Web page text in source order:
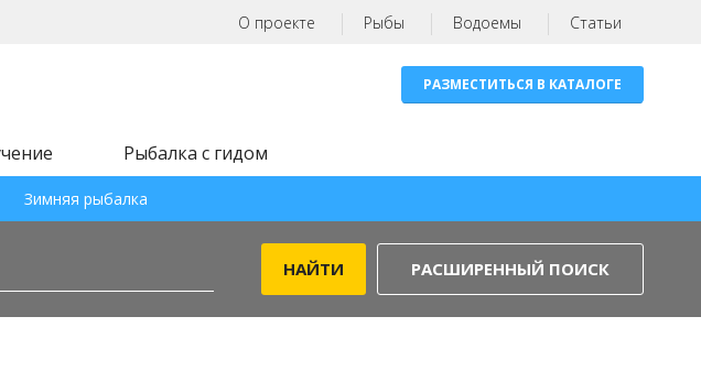
О проекте Рыбы Водоемы Статьи
РАЗМЕСТИТЬСЯ В КАТАЛОГЕ
Рыбалка с гидом
Зимняя рыбалка
РАСШИРЕННЫЙ ПОИСК